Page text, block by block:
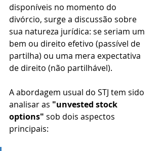
disponíveis no momento do
divórcio, surge a discussão sobre
sua natureza jurídica: se seriam um
bem ou direito efetivo (passível de
partilha) ou uma mera expectativa
de direito (não partilhável).
A abordagem usual do STJ tem sido
analisar as "unvested stock
options" sob dois aspectos
principais: